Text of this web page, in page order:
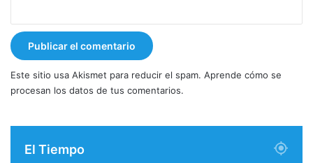
Este sitio usa Akismet para reducir el spam. Aprende cómo se
procesan los datos de tus comentarios.
El Tiempo